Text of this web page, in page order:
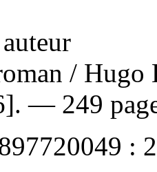
/ Hugo
— 249
: